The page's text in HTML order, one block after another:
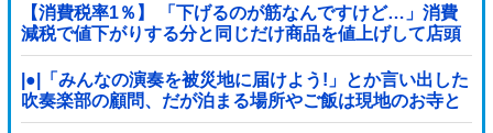
【消費税率1％】 「下げるのが筋なんですけど…」消費
減税で値下がりする分と同じだけ商品を値上げして店頭
価格を変えない店も
|●|「みんなの演奏を被災地に届けよう!」とか言い出した
吹奏楽部の顧問、だが泊まる場所やご飯は現地のお寺と
かホテルとか……